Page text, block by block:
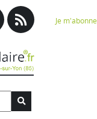
Je m'abonne